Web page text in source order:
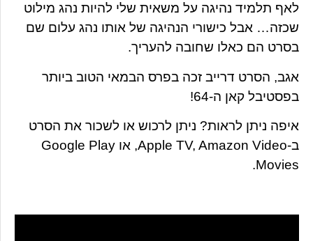
לאף תלמיד נהיגה על משאית שלי להיות נהג מילוט
שכזה… אבל כישורי הנהיגה של אותו נהג עלום שם
בסרט הם כאלו שחובה להעריך.
אגב, הסרט דרייב זכה בפרס הבמאי הטוב ביותר
בפסטיבל קאן ה-64!
איפה ניתן לראות? ניתן לרכוש או לשכור את הסרט
ב-Apple TV, Amazon Video, או Google Play
Movies.